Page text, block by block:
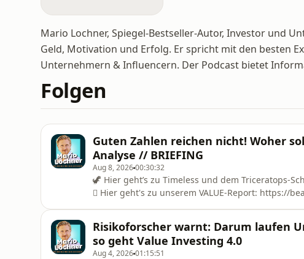
Mario Lochner, Spiegel-Bestseller-Autor, Investor und
Geld, Motivation und Erfolg. Er spricht mit den besten
Unternehmern & Influencern. Der Podcast bietet
Folgen
Guten Zahlen reichen nicht! Woher
Analyse // BRIEFING
Aug 8, 202600:30:32
🦖 Hier geht’s zu Timeless und dem Triceratops-
🪎 Hier geht's zu unserem VALUE-Report: https://
Druck. Jeffries hat se
Risikoforscher warnt: Darum laufen
so geht Value Investing 4.0
Aug 4, 202601:15:51